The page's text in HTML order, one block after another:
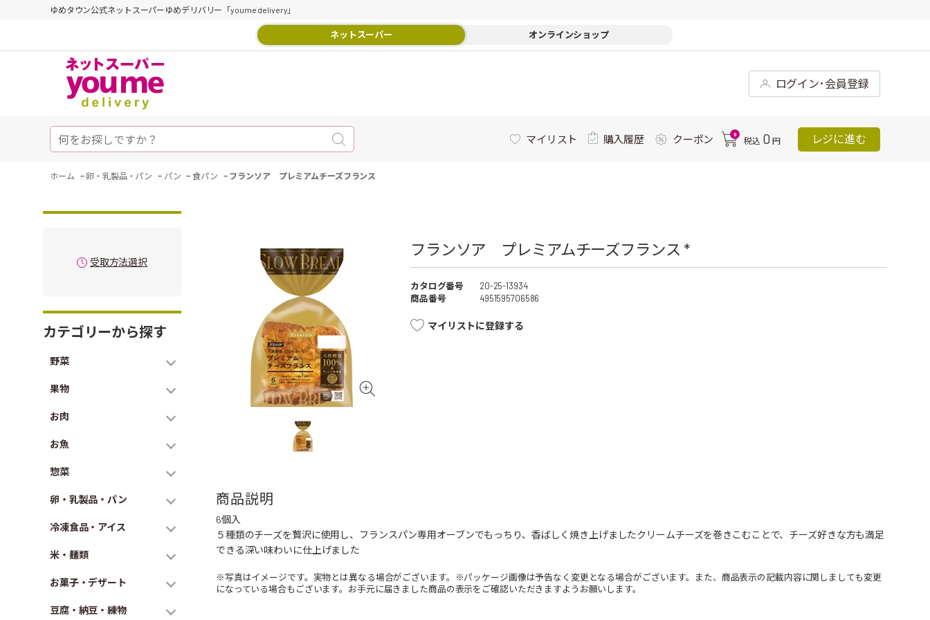
ゆめタウン公式ネットスーパーゆめデリバリー「youme delivery」
ネットスーパー オンラインショップ
ログイン･会員登録
マイリスト 購入履歴 クーポン 0
税込 0 円 レジに進む
ホーム -卵・乳製品・パン - パン -食パン - フランソア プレミアムチーズフランス
受取方法選択
カテゴリーから探す
野菜
果物
お肉
お魚
惣菜
卵・乳製品・パン
冷凍食品・アイス
米・麺類
お菓子・デザート
豆腐・納豆・練物
フランソア プレミアムチーズフランス *
カタログ番号
20-25-13934
商品番号
4951595706586
マイリストに登録する
商品説明
6個入
５種類のチーズを贅沢に使用し、フランスパン専用オーブンでもっちり、香ばしく焼き上げましたクリームチーズを巻きこむことで、チーズ好きな方も満足
できる深い味わいに仕上げました
※写真はイメージです。実物とは異なる場合がございます。※パッケージ画像は予告なく変更となる場合がございます。また、商品表示の記載内容に関しましても変更
になっている場合もございます。お手元に届きました商品の表示をご確認いただきますようお願いします。